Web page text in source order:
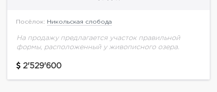
Посёлок: Никольская слобода
На продажу предлагается участок правильной
формы, расположенный у живописного озера.
2'529'600